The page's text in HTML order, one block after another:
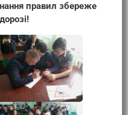
правил збереже